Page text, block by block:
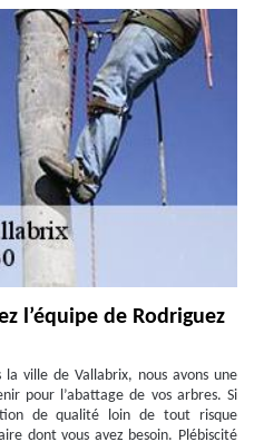
l’équipe de Rodriguez
la ville de Vallabrix, nous avons une
pour l’abattage de vos arbres. Si
de qualité loin de tout risque
dont vous avez besoin. Plébiscité